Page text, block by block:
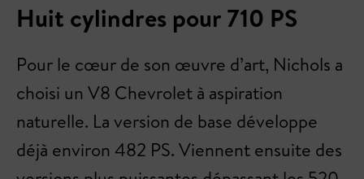
Huit cylindres pour 710 PS
Pour le cœur de son œuvre d’art, Nichols a
choisi un V8 Chevrolet à aspiration
naturelle. La version de base développe
déjà environ 482 PS. Viennent ensuite des